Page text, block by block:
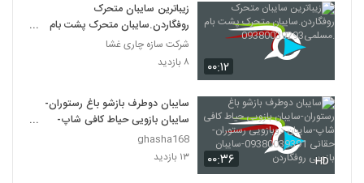
۰۰:۱۲
زیباترین سایبان متحرک
روفگاردن.سایبان متحرک پشت بام
.مسلمی09380039293
شرکت سازه چاری غشا
۸ بازدید
۰۰:۳۶ HD
سایبان دوطرف بازشو باغ رستوران-
سایبان بازویی حیاط کافی شاپ-
سایبان دوبازویی رستوران-حقانی
روفگاردن
ghasha168
۱۳ بازدید